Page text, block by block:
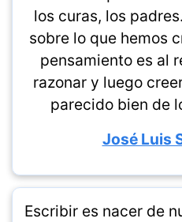
los curas, los
sobre lo que hemos
pensamiento es al
razonar y luego
parecido bien de
José Luis
Escribir es nacer de